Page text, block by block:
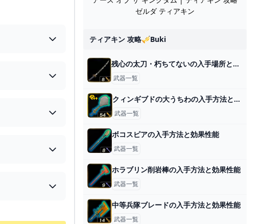
ゼルダ ティアキン
ティアキン 攻略🎺buki
残心の太刀・朽ちてないの入手場所と効果
武器一覧
クィンギブドの大うちわの入手方法と効果性能
武器一覧
ボコスピアの入手方法と効果性能
武器一覧
ホラブリン削岩棒の入手方法と効果性能
武器一覧
中等兵隊ブレードの入手方法と効果性能
武器一覧